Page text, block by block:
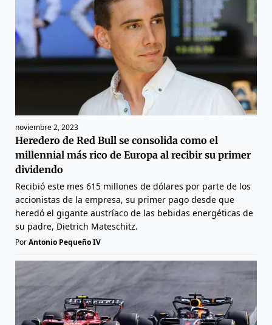
noviembre 2, 2023
Heredero de Red Bull se consolida como el
millennial más rico de Europa al recibir su primer
dividendo
Recibió este mes 615 millones de dólares por parte de los
accionistas de la empresa, su primer pago desde que
heredó el gigante austríaco de las bebidas energéticas de
su padre, Dietrich Mateschitz.
PorAntonio Pequeño IV